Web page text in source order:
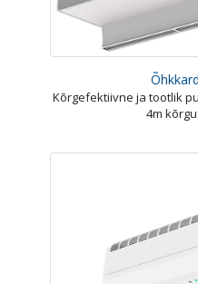
Kõrgefektiivne ja tootlik
4m